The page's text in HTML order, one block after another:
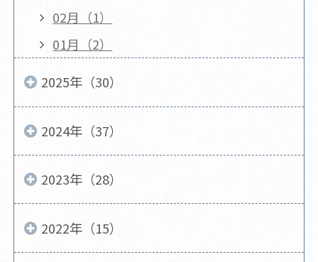
02月（1）
01月（2）
2025年（30）
2024年（37）
2023年（28）
2022年（15）